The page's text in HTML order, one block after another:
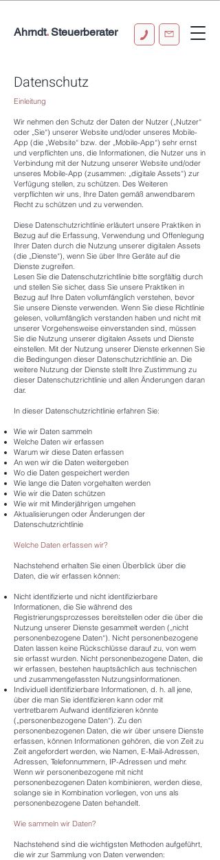
0151 58143288
Ahrndt.Steuerberater
Datenschutz
Einleitung
Wir nehmen den Schutz der Daten der Nutzer („Nutzer“
oder „Sie“) unserer Website und/oder unseres Mobile-
App (die „Website“ bzw. der „Mobile-App“) sehr ernst
und verpflichten uns, die Informationen, die Nutzer uns in
Verbindung mit der Nutzung unserer Website und/oder
unseres Mobile-App (zusammen: „digitale Assets“) zur
Verfügung stellen, zu schützen. Des Weiteren
verpflichten wir uns, Ihre Daten gemäß anwendbarem
Recht zu schützen und zu verwenden.
Diese Datenschutzrichtlinie erläutert unsere Praktiken in
Bezug auf die Erfassung, Verwendung und Offenlegung
Ihrer Daten durch die Nutzung unserer digitalen Assets
(die „Dienste“), wenn Sie über Ihre Geräte auf die
Dienste zugreifen.
Lesen Sie die Datenschutzrichtlinie bitte sorgfältig durch
und stellen Sie sicher, dass Sie unsere Praktiken in
Bezug auf Ihre Daten vollumfänglich verstehen, bevor
Sie unsere Dienste verwenden. Wenn Sie diese Richtlinie
gelesen, vollumfänglich verstanden haben und nicht mit
unserer Vorgehensweise einverstanden sind, müssen
Sie die Nutzung unserer digitalen Assets und Dienste
einstellen. Mit der Nutzung unserer Dienste erkennen Sie
die Bedingungen dieser Datenschutzrichtlinie an. Die
weitere Nutzung der Dienste stellt Ihre Zustimmung zu
dieser Datenschutzrichtlinie und allen Änderungen daran
dar.
In dieser Datenschutzrichtlinie erfahren Sie:
Wie wir Daten sammeln
Welche Daten wir erfassen
Warum wir diese Daten erfassen
An wen wir die Daten weitergeben
Wo die Daten gespeichert werden
Wie lange die Daten vorgehalten werden
Wie wir die Daten schützen
Wie wir mit Minderjährigen umgehen
Aktualisierungen oder Änderungen der
Datenschutzrichtlinie
Welche Daten erfassen wir?
Nachstehend erhalten Sie einen Überblick über die
Daten, die wir erfassen können:
Nicht identifizierte und nicht identifizierbare
Informationen, die Sie während des
Registrierungsprozesses bereitstellen oder die über die
Nutzung unserer Dienste gesammelt werden („nicht
personenbezogene Daten“). Nicht personenbezogene
Daten lassen keine Rückschlüsse darauf zu, von wem
sie erfasst wurden. Nicht personenbezogene Daten, die
wir erfassen, bestehen hauptsächlich aus technischen
und zusammengefassten Nutzungsinformationen.
Individuell identifizierbare Informationen, d. h. all jene,
über die man Sie identifizieren kann oder mit
vertretbarem Aufwand identifizieren könnte
(„personenbezogene Daten“). Zu den
personenbezogenen Daten, die wir über unsere Dienste
erfassen, können Informationen gehören, die von Zeit zu
Zeit angefordert werden, wie Namen, E-Mail-Adressen,
Adressen, Telefonnummern, IP-Adressen und mehr.
Wenn wir personenbezogene mit nicht
personenbezogenen Daten kombinieren, werden diese,
solange sie in Kombination vorliegen, von uns als
personenbezogene Daten behandelt.
Wie sammeln wir Daten?
Nachstehend sind die wichtigsten Methoden aufgeführt,
die wir zur Sammlung von Daten verwenden: